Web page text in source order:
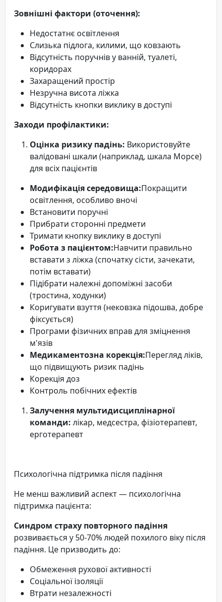
Зовнішні фактори (оточення):
Недостатнє освітлення
Слизька підлога, килими, що ковзають
Відсутність поручнів у ванній, туалеті,
коридорах
Захаращений простір
Незручна висота ліжка
Відсутність кнопки виклику в доступі
Заходи профілактики:
Оцінка ризику падінь: Використовуйте
валідовані шкали (наприклад, шкала Морсе)
для всіх пацієнтів
Модифікація середовища:Покращити
освітлення, особливо вночі
Встановити поручні
Прибрати сторонні предмети
Тримати кнопку виклику в доступі
Робота з пацієнтом:Навчити правильно
вставати з ліжка (спочатку сісти, зачекати,
потім вставати)
Підібрати належні допоміжні засоби
(тростина, ходунки)
Коригувати взуття (нековзка підошва, добре
фіксується)
Програми фізичних вправ для зміцнення
м'язів
Медикаментозна корекція:Перегляд ліків,
що підвищують ризик падінь
Корекція доз
Контроль побічних ефектів
Залучення мультидисциплінарної
команди: лікар, медсестра, фізіотерапевт,
ерготерапевт
Психологічна підтримка після падіння
Не менш важливий аспект — психологічна
підтримка пацієнта:
Синдром страху повторного падіння
розвивається у 50-70% людей похилого віку після
падіння. Це призводить до:
Обмеження рухової активності
Соціальної ізоляції
Втрати незалежності